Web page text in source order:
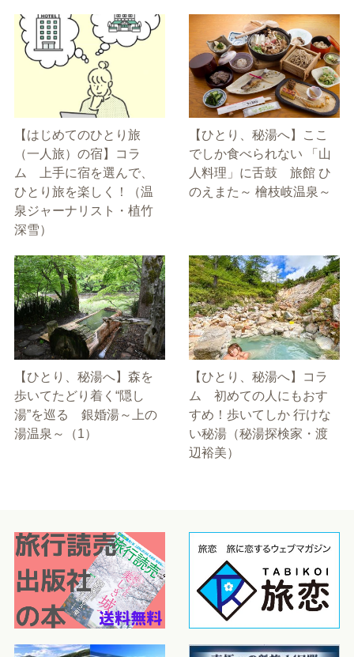
【はじめてのひとり旅
（一人旅）の宿】コラ
ム 上手に宿を選んで、
ひとり旅を楽しく！（温
泉ジャーナリスト・植竹
深雪）
【ひとり、秘湯へ】ここ
でしか食べられない 「山
人料理」に舌鼓 旅館 ひ
のえまた～ 檜枝岐温泉～
【ひとり、秘湯へ】森を
歩いてたどり着く“隠し
湯”を巡る 銀婚湯～上の
湯温泉～（1）
【ひとり、秘湯へ】コラ
ム 初めての人にもおす
すめ！歩いてしか 行けな
い秘湯（秘湯探検家・渡
辺裕美）